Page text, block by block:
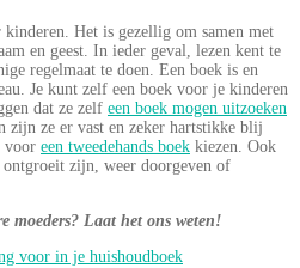
Het is gezellig om samen met
en geest. In ieder geval, lezen kent te
regelmaat te doen. Een boek is en
Je kunt zelf een boek voor je kinderen
dat ze zelf een boek mogen uitzoeken
zijn ze er vast en zeker hartstikke blij
voor een tweedehands boek kiezen. Ook
zijn, weer doorgeven of
moeders? Laat het ons weten!
voor in je huishoudboek